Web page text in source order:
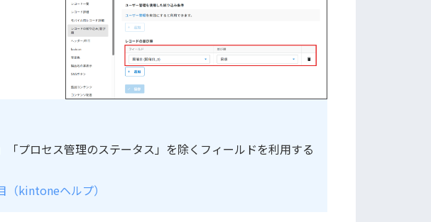
プロセス管理のステータス」を除くフィールドを利用する
（kintoneヘルプ）